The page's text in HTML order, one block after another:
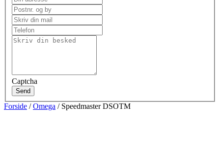
Captcha
Send
Forside /Omega / Speedmaster DSOTM